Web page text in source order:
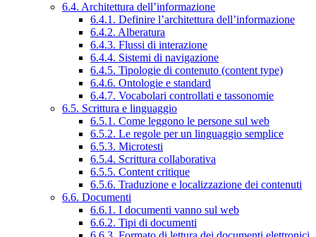
6.4. Architettura dell’informazione
6.4.1. Definire l’architettura dell’informazione
6.4.2. Alberatura
6.4.3. Flussi di interazione
6.4.4. Sistemi di navigazione
6.4.5. Tipologie di contenuto (content type)
6.4.6. Ontologie e standard
6.4.7. Vocabolari controllati e tassonomie
6.5. Scrittura e linguaggio
6.5.1. Come leggono le persone sul web
6.5.2. Le regole per un linguaggio semplice
6.5.3. Microtesti
6.5.4. Scrittura collaborativa
6.5.5. Content critique
6.5.6. Traduzione e localizzazione dei contenuti
6.6. Documenti
6.6.1. I documenti vanno sul web
6.6.2. Tipi di documenti